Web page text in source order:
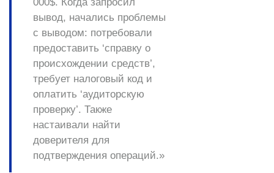
вывод, начались проблемы
с выводом: потребовали
предоставить ‘справку о
происхождении средств’,
требует налоговый код и
оплатить ‘аудиторскую
проверку’. Также
настаивали найти
доверителя для
подтверждения операций.»